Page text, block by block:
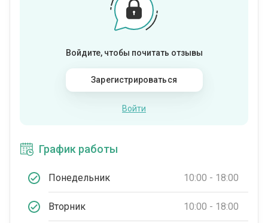
Войдите, чтобы почитать отзывы
Зарегистрироваться
Войти
График работы
Понедельник 10:00 - 18:00
Вторник 10:00 - 18:00